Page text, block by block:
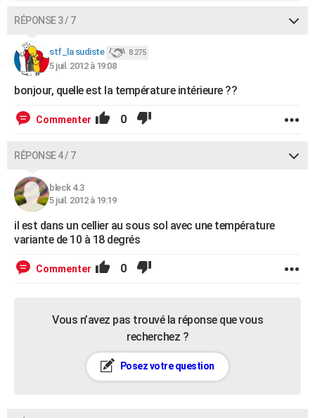
RÉPONSE 3 / 7
stf_la sudiste 8 275
5 juil. 2012 à 19:08
bonjour, quelle est la température intérieure ??
Commenter 0
RÉPONSE 4 / 7
bleck 4.3
5 juil. 2012 à 19:19
il est dans un cellier au sous sol avec une température
variante de 10 à 18 degrés
Commenter 0
Vous n’avez pas trouvé la réponse que vous
recherchez ?
Posez votre question